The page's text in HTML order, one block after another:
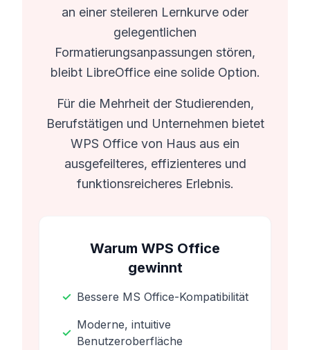
an einer steileren Lernkurve oder
gelegentlichen
Formatierungsanpassungen stören,
bleibt LibreOffice eine solide Option.
Für die Mehrheit der Studierenden,
Berufstätigen und Unternehmen bietet
WPS Office von Haus aus ein
ausgefeilteres, effizienteres und
funktionsreicheres Erlebnis.
Warum WPS Office
gewinnt
✓ Bessere MS Office-Kompatibilität
✓
Moderne, intuitive
Benutzeroberfläche